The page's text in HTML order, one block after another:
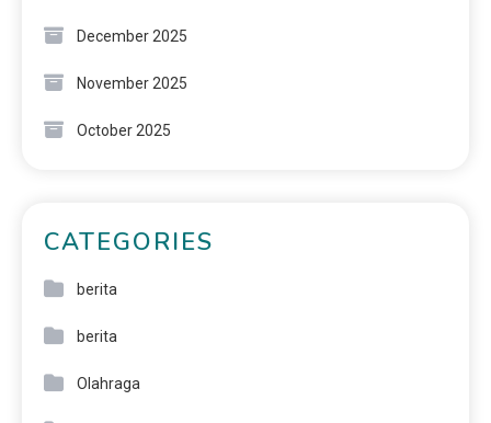
December 2025
November 2025
October 2025
CATEGORIES
berita
berita
Olahraga